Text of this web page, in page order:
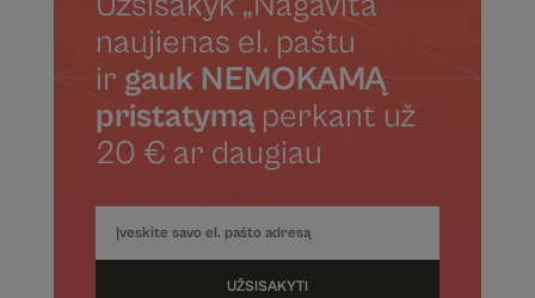
naujienas el. paštu
ir gauk NEMOKAMĄ
pristatymąperkant už
20 € ar daugiau
UŽSISAKYTI